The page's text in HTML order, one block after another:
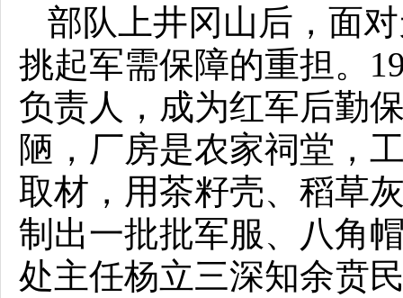
部队上井冈山后，面
挑起军需保障的重担。
负责人，成为红军后勤
陋，厂房是农家祠堂，
取材，用茶籽壳、稻草
制出一批批军服、八角
处主任杨立三深知余贲